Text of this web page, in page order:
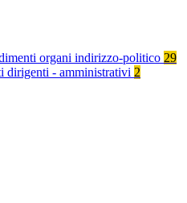
organi indirizzo-politico 29
dirigenti - amministrativi 2